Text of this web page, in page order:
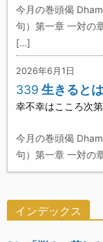
今月の巻頭偈
句）第一章 一対の
[…]
2026年6月1日
339 生きると
幸不幸はこころ次第
今月の巻頭偈
句）第一章 一対の
インデックス